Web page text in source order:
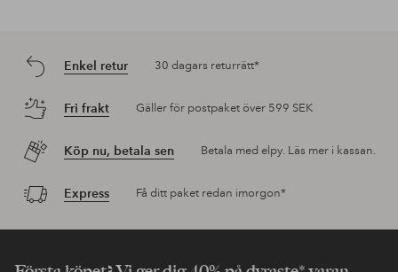
Enkel retur 30 dagars returrätt*
Fri frakt Gäller för postpaket över 599 SEK
Köp nu, betala sen Betala med elpy. Läs mer i kassan.
Express Få ditt paket redan imorgon*